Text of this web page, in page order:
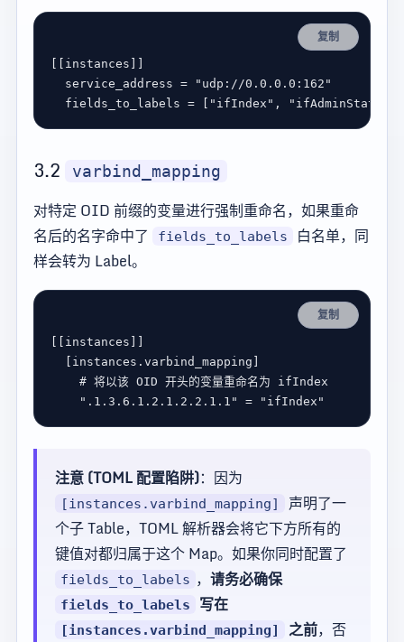
复制
instances
service_address =
"udp://0.0.0.0:162"
fields_to_labels = [ "ifIndex" , "ifAdminStatus"
3.2 varbind_mapping
对特定 OID 前缀的变量进行强制重命名，如果重命
名后的名字命中了
fields_to_labels
白名单，同
样会转为 Label。
复制
instances
instances . varbind_mapping
# 将以该 OID 开头的变量重命名为 ifIndex
".1.3.6.1.2.1.2.2.1.1"
= "ifIndex"
注意 (TOML 配置陷阱)：因为
[instances.varbind_mapping]
声明了一
个子 Table，TOML 解析器会将它下方所有的
键值对都归属于这个 Map。如果你同时配置了
fields_to_labels ，请务必确保
fields_to_labels 写在
[instances.varbind_mapping] 之前，否